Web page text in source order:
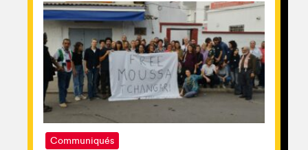
Communiqués